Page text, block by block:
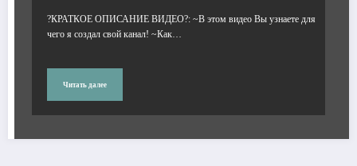
?КРАТКОЕ ОПИСАНИЕ ВИДЕО?: ~В этом видео Вы узнаете для
чего я создал свой канал! ~Как…
Читать далее